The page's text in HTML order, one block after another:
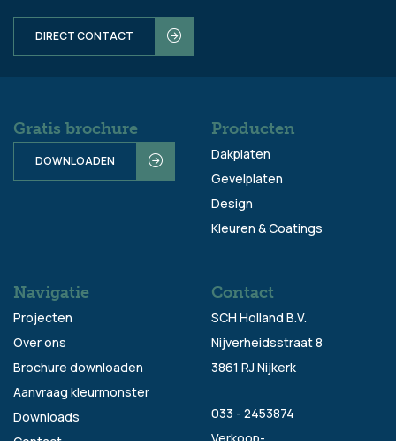
DIRECT CONTACT
Gratis brochure
DOWNLOADEN
Producten
Dakplaten
Gevelplaten
Design
Kleuren & Coatings
Navigatie
Projecten
Over ons
Brochure downloaden
Aanvraag kleurmonster
Downloads
Contact
SCH Holland B.V.
Nijverheidsstraat 8
3861 RJ Nijkerk
033 - 2453874